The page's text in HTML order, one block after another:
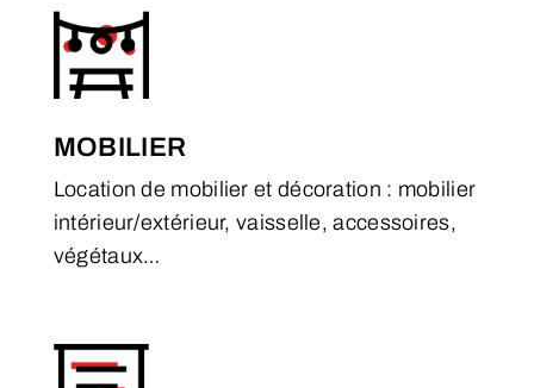
MOBILIER
Location de mobilier et décoration : mobilier
intérieur/extérieur, vaisselle, accessoires,
végétaux…